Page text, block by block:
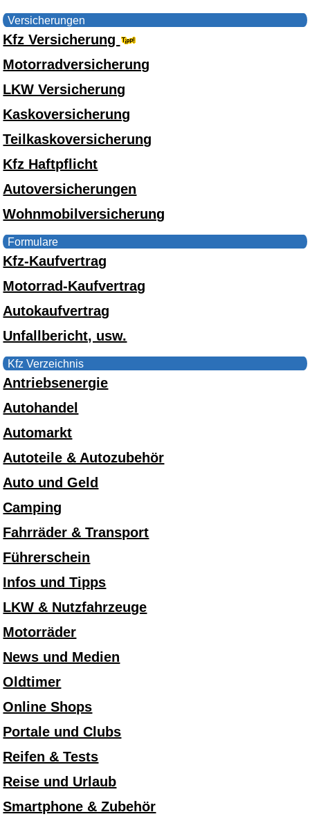
Versicherungen
Kfz Versicherung
Motorradversicherung
LKW Versicherung
Kaskoversicherung
Teilkaskoversicherung
Kfz Haftpflicht
Autoversicherungen
Wohnmobilversicherung
Formulare
Kfz-Kaufvertrag
Motorrad-Kaufvertrag
Autokaufvertrag
Unfallbericht, usw.
Kfz Verzeichnis
Antriebsenergie
Autohandel
Automarkt
Autoteile & Autozubehör
Auto und Geld
Camping
Fahrräder & Transport
Führerschein
Infos und Tipps
LKW & Nutzfahrzeuge
Motorräder
News und Medien
Oldtimer
Online Shops
Portale und Clubs
Reifen & Tests
Reise und Urlaub
Smartphone & Zubehör